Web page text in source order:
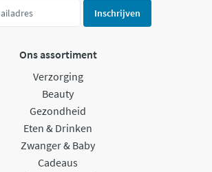
Inschrijven
Ons assortiment
Verzorging
Beauty
Gezondheid
Eten & Drinken
Zwanger & Baby
Cadeaus